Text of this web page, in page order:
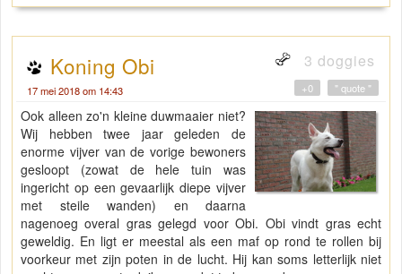
Koning Obi 3 doggies
17 mei 2018 om 14:43 " quote "
+0
Ook alleen zo'n kleine duwmaaier niet?
Wij hebben twee jaar geleden de
enorme vijver van de vorige bewoners
gesloopt (zowat de hele tuin was
ingericht op een gevaarlijk diepe vijver
met steile wanden) en daarna
nagenoeg overal gras gelegd voor Obi. Obi vindt gras echt
geweldig. En ligt er meestal als een maf op rond te rollen bij
voorkeur met zijn poten in de lucht. Hij kan soms letterlijk niet